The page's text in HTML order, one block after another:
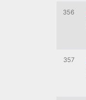
356
357